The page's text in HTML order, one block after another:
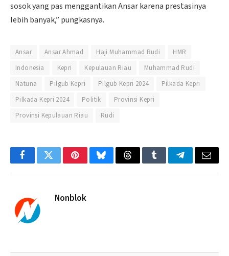
sosok yang pas menggantikan Ansar karena prestasinya
lebih banyak,” pungkasnya.
Ansar Ansar Ahmad Haji Muhammad Rudi
HMR
Indonesia
Kepri Kepulauan Riau
Muhammad Rudi
Natuna
Pilgub Kepri Pilgub Kepri 2024
Pilkada Kepri
Pilkada Kepri 2024
Politik
Provinsi Kepri
Provinsi Kepulauan Riau
Rudi
FacebookTwitterPinterestBlueskyThreadsTumblrTelegramEmail
Nonblok